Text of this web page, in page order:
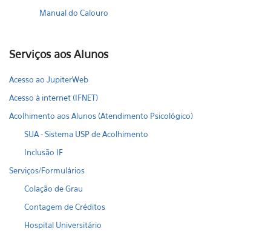
Manual do Calouro
Serviços aos Alunos
Acesso ao JupiterWeb
Acesso à internet (IFNET)
Acolhimento aos Alunos (Atendimento Psicológico)
SUA - Sistema USP de Acolhimento
Inclusão IF
Serviços/Formulários
Colação de Grau
Contagem de Créditos
Hospital Universitário